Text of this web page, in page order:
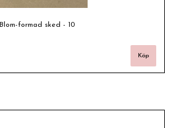
Blom-formad sked - 10